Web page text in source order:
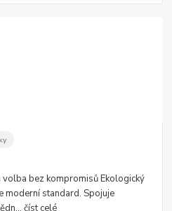
volba bez kompromisů Ekologický
moderní standard. Spojuje
číst celé